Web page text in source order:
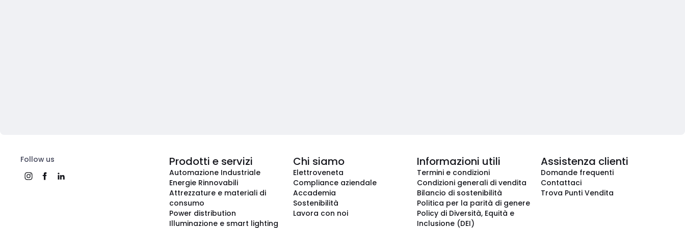
Follow us Prodotti e servizi
Automazione Industriale
Energie Rinnovabili
Attrezzature e materiali di
consumo
Power distribution
Illuminazione e smart lighting
Chi siamo
Elettroveneta
Compliance aziendale
Accademia
Sostenibilità
Lavora con noi
Informazioni utili
Termini e condizioni
Condizioni generali di vendita
Bilancio di sostenibilità
Politica per la parità di genere
Policy di Diversità, Equità e
Inclusione (DEI)
Assistenza clienti
Domande frequenti
Contattaci
Trova Punti Vendita